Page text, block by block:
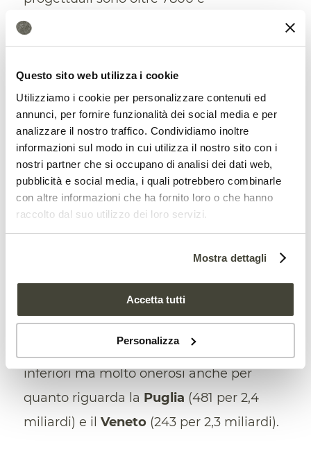
Questo sito web utilizza i cookie
Utilizziamo i cookie per personalizzare contenuti ed
annunci, per fornire funzionalità dei social media e per
analizzare il nostro traffico. Condividiamo inoltre
informazioni sul modo in cui utilizza il nostro sito con i
nostri partner che si occupano di analisi dei dati web,
pubblicità e social media, i quali potrebbero combinarle
con altre informazioni che ha fornito loro o che hanno
raccolto dal suo utilizzo dei loro servizi.
Mostra dettagli
Accetta tutti
Personalizza
richiederebbero come detto 26 miliardi di
euro. “Questo dato – spiegano da ISPRA –
rappresenta, in prima approssimazione,
una stima del fabbisogno teorico per la
messa in sicurezza dell’intero territorio
nazionale,da attuarsi attraverso piani
pluriennali di finanziamento”.
Più nel dettaglio, la regione con il
(1.192 progetti, per quasi 5,6
progetti per 1,7 miliardi),Abruzzo
per 1,6 miliardi) eSicilia(748 per 2,2
miliardi). Progetti quantitativamente
inferiori ma molto onerosi anche per
quanto riguarda la Puglia (481 per 2,4
miliardi) e il Veneto(243 per 2,3 miliardi).